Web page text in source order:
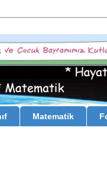
Matematik